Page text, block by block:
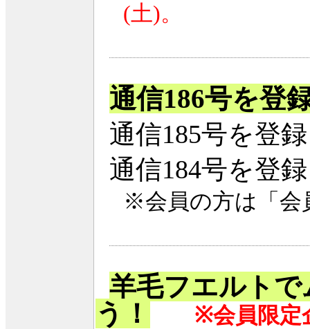
(土)。
通信186号を登
通信185号を登
通信184号を登
※会員の方は「会
羊毛フエルト
う！
※会員限定